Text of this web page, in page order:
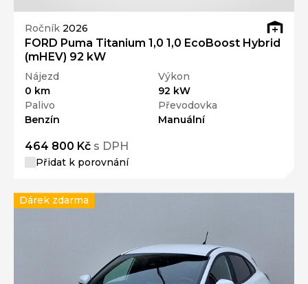
Ročník 2026
FORD Puma Titanium 1,0 1,0 EcoBoost Hybrid
(mHEV) 92 kW
Nájezd
0 km
Výkon
92 kW
Palivo
Benzín
Převodovka
Manuální
464 800 Kč s DPH
Přidat k porovnání
Dárek zdarma